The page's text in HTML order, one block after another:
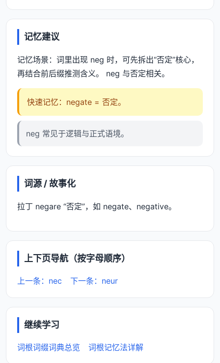
记忆建议
记忆场景：词里出现 neg 时，可先拆出“否定”核心，
再结合前后缀推测含义。 neg 与否定相关。
快速记忆：negate = 否定。
neg 常见于逻辑与正式语境。
词源 / 故事化
拉丁 negare “否定”，如 negate、negative。
上下页导航（按字母顺序）
上一条：nec 下一条：neur
继续学习
词根词缀词典总览 词根记忆法详解